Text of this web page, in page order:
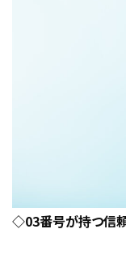
◇03番号が持つ信